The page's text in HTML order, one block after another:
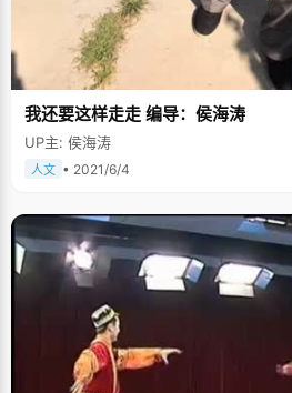
我还要这样走走 编导：侯海涛
UP主: 侯海涛
人文 • 2021/6/4